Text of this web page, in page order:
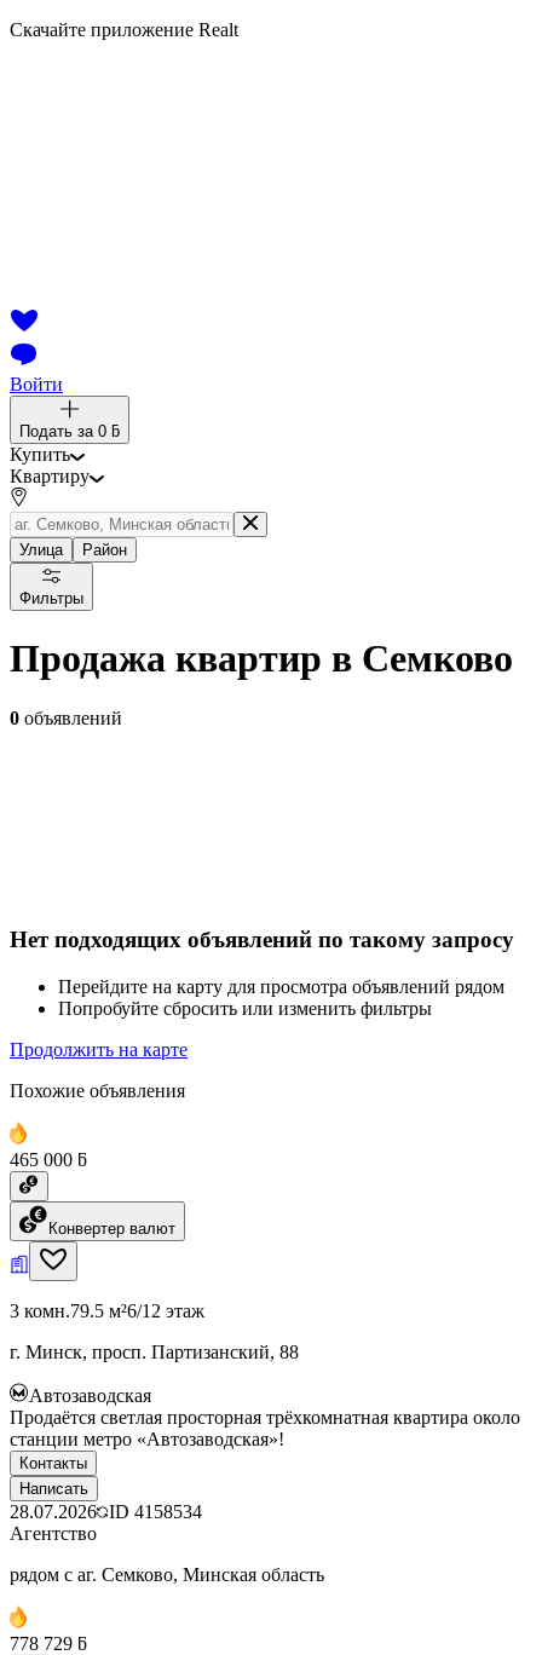
Скачайте приложение Realt
Войти
Подать за 0 ƃ
Купить
Квартиру
Улица Район
Фильтры
Продажа квартир в Семково
0 объявлений
Нет подходящих объявлений по такому запросу
Перейдите на карту для просмотра объявлений рядом
Попробуйте сбросить или изменить фильтры
Продолжить на карте
Похожие объявления
465 000 ƃ
Конвертер валют
3 комн.79.5 м²6/12 этаж
г. Минск, просп. Партизанский, 88
Автозаводская
Продаётся светлая просторная трёхкомнатная квартира около
станции метро «Автозаводская»!
Контакты
Написать
28.07.2026 ID 4158534
Агентство
рядом с аг. Семково, Минская область
778 729 ƃ